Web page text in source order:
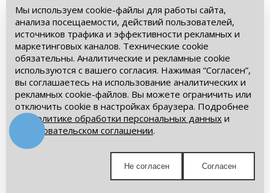
Санкт-Петербург Саранск Саратов Смоленск Сочи Ставрополь Стерлитамак
Сургут Таганрог Тамбов Тверь Томск Тула Тюмень Улан-Удэ Ульяновск Уфа
Хабаровск Чебоксары Челябинск Череповец Чита Ярославль
2026 © Компания «Буровые Машины». Все права
защищены. Обращаем Ваше внимание на то, что данный
интернет-сайт носит исключительно информационный
характер и ни при каких условиях информационные
материалы и цены, размещенные на сайте, не является
публичной офертой, определяемой положениями Статьи
437 Гражданского кодекса РФ.
Политика обработки персональных данных
Пользовательское соглашение
Мы в социальных сетях:
Получите выгодное предложение!
Мы используем cookie-файлы для работы сайта,
анализа посещаемости, действий пользователей,
источников трафика и эффективности рекламных и
маркетинговых каналов. Технические cookie
обязательны. Аналитические и рекламные cookie
используются с вашего согласия. Нажимая “Согласен”,
вы соглашаетесь на использование аналитических и
рекламных cookie-файлов. Вы можете ограничить или
отключить cookie в настройках браузера. Подробнее
– в
Политике обработки персональных данных и
Пользовательском соглашении.
Согласен
Не согласен